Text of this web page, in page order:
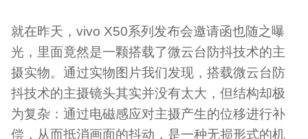
就在昨天，vivo X50系列发布会邀请函也随之曝
光，里面竟然是一颗搭载了微云台防抖技术的主
摄实物。通过实物图片我们发现，搭载微云台防
抖技术的主摄镜头其实并没有太大，但结构却极
为复杂：通过电磁感应对主摄产生的位移进行补
偿，从而抵消画面的抖动，是一种无损形式的机